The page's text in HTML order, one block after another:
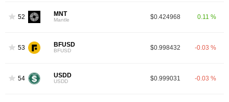
52 MNT
Mantle $0.424968 0.11 %
53 BFUSD
BFUSD $0.998432 -0.03 %
54 USDD
USDD $0.999031 -0.03 %